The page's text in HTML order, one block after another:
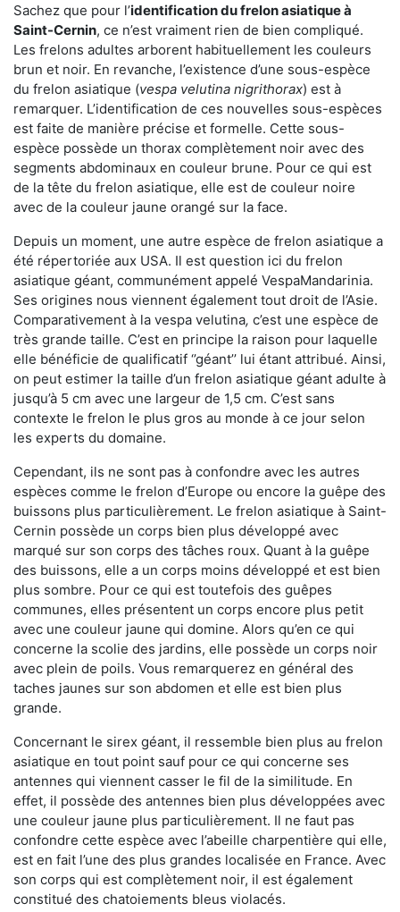
Sachez que pour l’identification du frelon asiatiqueà
Saint-Cernin, ce n’est vraiment rien de bien compliqué.
Les frelons adultes arborent habituellement les couleurs
brun et noir. En revanche, l’existence d’une sous-espèce
du frelon asiatique (vespa velutina nigrithorax) est à
remarquer. L’identification de ces nouvelles sous-espèces
est faite de manière précise et formelle. Cette sous-
espèce possède un thorax complètement noir avec des
segments abdominaux en couleur brune. Pour ce qui est
de la tête du frelon asiatique, elle est de couleur noire
avec de la couleur jaune orangé sur la face.
Depuis un moment, une autre espèce de frelon asiatique a
été répertoriée aux USA. Il est question ici du frelon
asiatique géant, communément appelé VespaMandarinia.
Ses origines nous viennent également tout droit de l’Asie.
Comparativement à la vespa velutina, c’est une espèce de
très grande taille. C’est en principe la raison pour laquelle
elle bénéficie de qualificatif ‘’géant’’ lui étant attribué. Ainsi,
on peut estimer la taille d’un frelon asiatique géant adulte à
jusqu’à 5 cm avec une largeur de 1,5 cm. C’est sans
contexte le frelon le plus gros au monde à ce jour selon
les experts du domaine.
Cependant, ils ne sont pas à confondre avec les autres
espèces comme le frelon d’Europe ou encore la guêpe des
buissons plus particulièrement. Le frelon asiatique à Saint-
Cernin possède un corps bien plus développé avec
marqué sur son corps des tâches roux. Quant à la guêpe
des buissons, elle a un corps moins développé et est bien
plus sombre. Pour ce qui est toutefois des guêpes
communes, elles présentent un corps encore plus petit
avec une couleur jaune qui domine. Alors qu’en ce qui
concerne la scolie des jardins, elle possède un corps noir
avec plein de poils. Vous remarquerez en général des
taches jaunes sur son abdomen et elle est bien plus
grande.
Concernant le sirex géant, il ressemble bien plus au frelon
asiatique en tout point sauf pour ce qui concerne ses
antennes qui viennent casser le fil de la similitude. En
effet, il possède des antennes bien plus développées avec
une couleur jaune plus particulièrement. Il ne faut pas
confondre cette espèce avec l’abeille charpentière qui elle,
est en fait l’une des plus grandes localisée en France. Avec
son corps qui est complètement noir, il est également
constitué des chatoiements bleus violacés.